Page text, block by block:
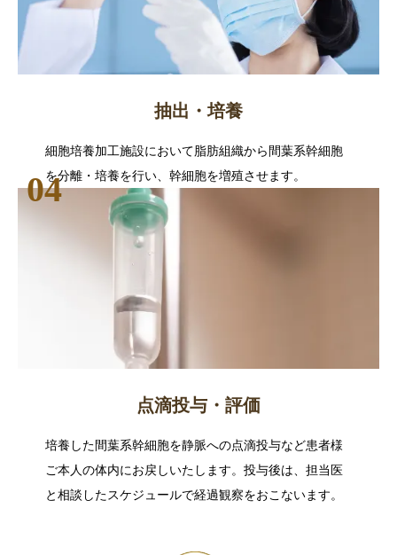
抽出・培養
細胞培養加工施設において脂肪組織から間葉系幹細胞
を分離・培養を行い、幹細胞を増殖させます。
点滴投与・評価
培養した間葉系幹細胞を静脈への点滴投与など患者様
ご本人の体内にお戻しいたします。投与後は、担当医
と相談したスケジュールで経過観察をおこないます。